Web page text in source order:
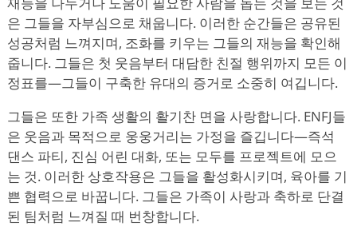
은 그들을 자부심으로 채웁니다. 이러한 순간들은 공유된
성공처럼 느껴지며, 조화를 키우는 그들의 재능을 확인해
줍니다. 그들은 첫 웃음부터 대담한 친절 행위까지 모든 이
정표를—그들이 구축한 유대의 증거로 소중히 여깁니다.
그들은 또한 가족 생활의 활기찬 면을 사랑합니다. ENFJ들
은 웃음과 목적으로 웅웅거리는 가정을 즐깁니다—즉석
댄스 파티, 진심 어린 대화, 또는 모두를 프로젝트에 모으
는 것. 이러한 상호작용은 그들을 활성화시키며, 육아를 기
쁜 협력으로 바꿉니다. 그들은 가족이 사랑과 축하로 단결
된 팀처럼 느껴질 때 번창합니다.